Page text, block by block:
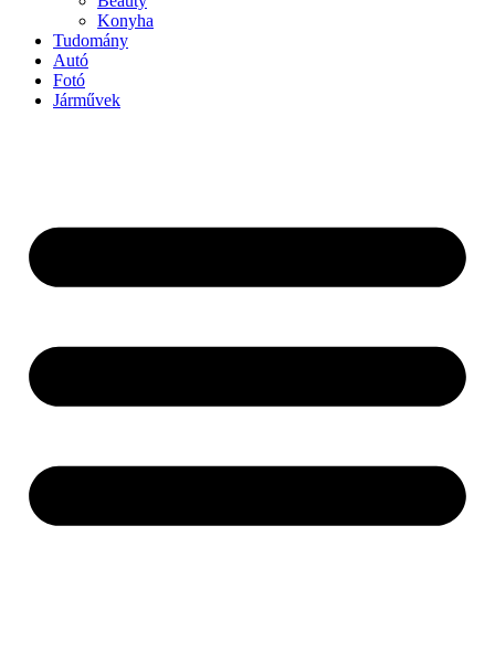
Konyha
Tudomány
Autó
Fotó
Járművek